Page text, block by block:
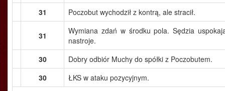
31 Poczobut wychodził z kontrą, ale stracił.
31
Wymiana zdań w środku pola. Sędzia
nastroje.
30
Dobry odbiór Muchy do spółki z Poczobutem.
30
ŁKS w ataku pozycyjnym.